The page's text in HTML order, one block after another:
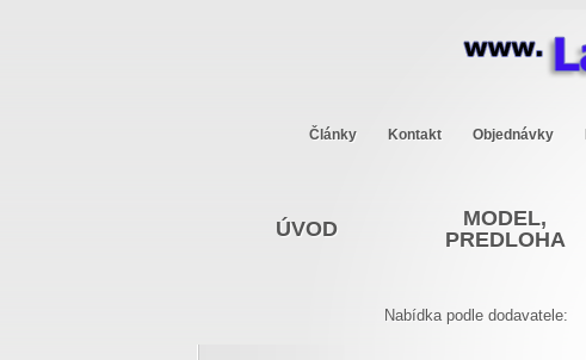
Články Kontakt Objednávky
ÚVOD
MODEL,
PREDLOHA
Nabídka podle dodavatele: